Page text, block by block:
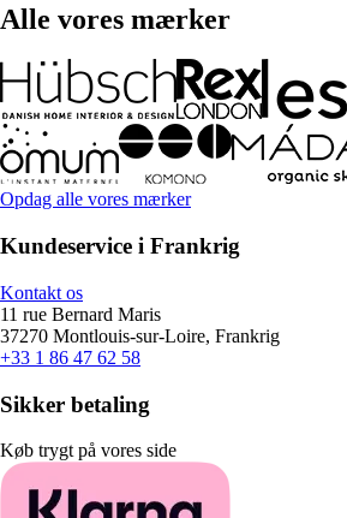
Alle vores mærker
Opdag alle vores mærker
Kundeservice i Frankrig
Kontakt os
11 rue Bernard Maris
37270 Montlouis-sur-Loire, Frankrig
+33 1 86 47 62 58
Sikker betaling
Køb trygt på vores side